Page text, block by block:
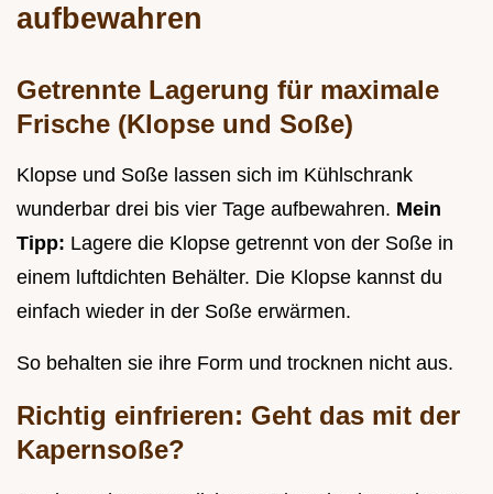
aufbewahren
Getrennte Lagerung für maximale
Frische (Klopse und Soße)
Klopse und Soße lassen sich im Kühlschrank
wunderbar drei bis vier Tage aufbewahren. Mein
Tipp: Lagere die Klopse getrennt von der Soße in
einem luftdichten Behälter. Die Klopse kannst du
einfach wieder in der Soße erwärmen.
So behalten sie ihre Form und trocknen nicht aus.
Richtig einfrieren: Geht das mit der
Kapernsoße?